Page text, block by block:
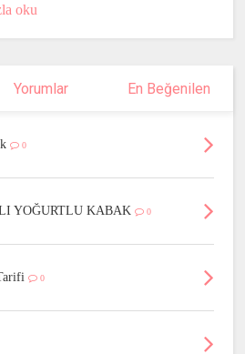
oku
Yorumlar En Beğenilen
0
YOĞURTLU KABAK 0
0